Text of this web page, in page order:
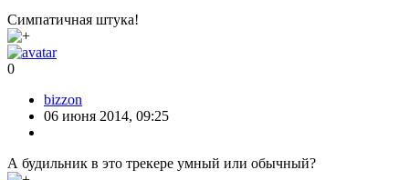
Симпатичная штука!
0
bizzon
06 июня 2014, 09:25
А будильник в это трекере умный или обычный?